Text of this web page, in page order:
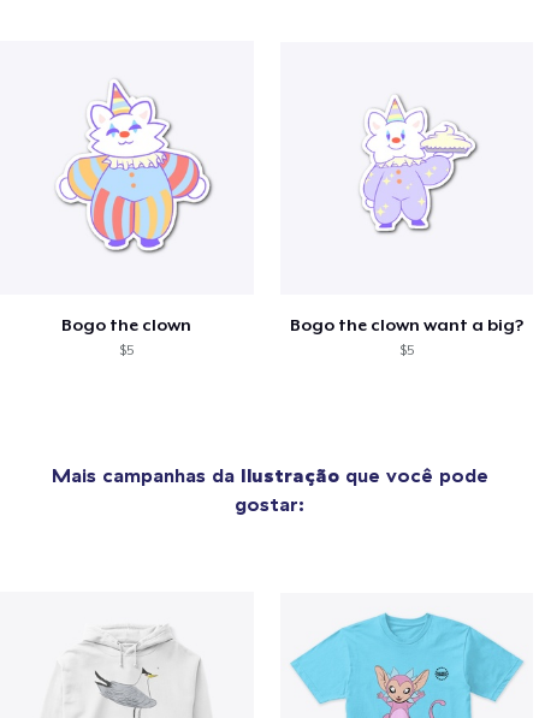
Bogo the clown
$5
Bogo the clown want a big?
$5
Mais campanhas da Ilustraçãoque você pode
gostar: